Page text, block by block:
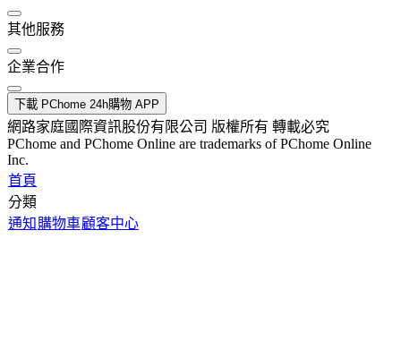
其他服務
企業合作
下載 PChome 24h購物 APP
網路家庭國際資訊股份有限公司 版權所有 轉載必究
PChome and PChome Online are trademarks of PChome Online
Inc.
首頁
分類
通知 購物車顧客中心